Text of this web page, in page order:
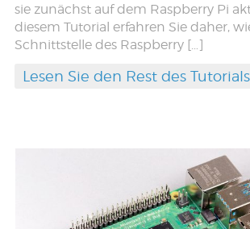
sie zunächst auf dem Raspberry Pi
diesem Tutorial erfahren Sie daher,
Schnittstelle des Raspberry […]
Lesen Sie den Rest des Tutorials